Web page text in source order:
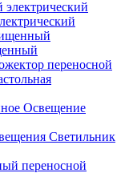
переносной
Освещение
Светильник
переносной